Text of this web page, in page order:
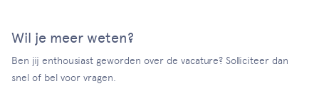
Wil je meer weten?
Ben jij enthousiast geworden over de vacature? Solliciteer dan
snel of bel voor vragen.